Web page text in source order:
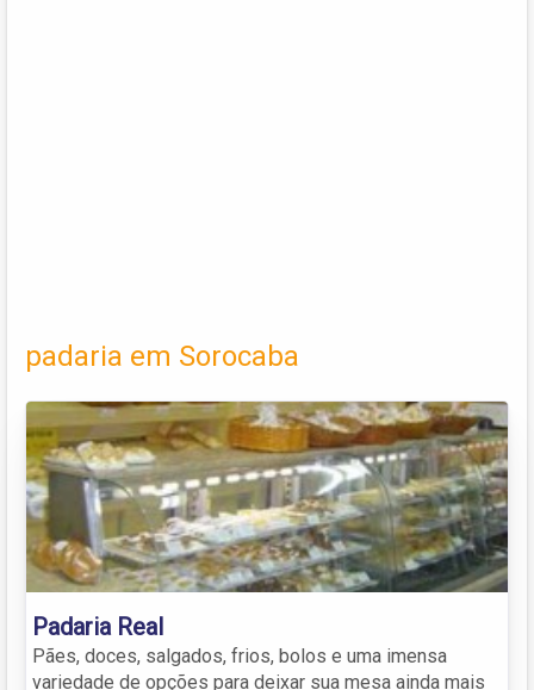
padaria em Sorocaba
Padaria Real
Pães, doces, salgados, frios, bolos e uma imensa
variedade de opções para deixar sua mesa ainda mais